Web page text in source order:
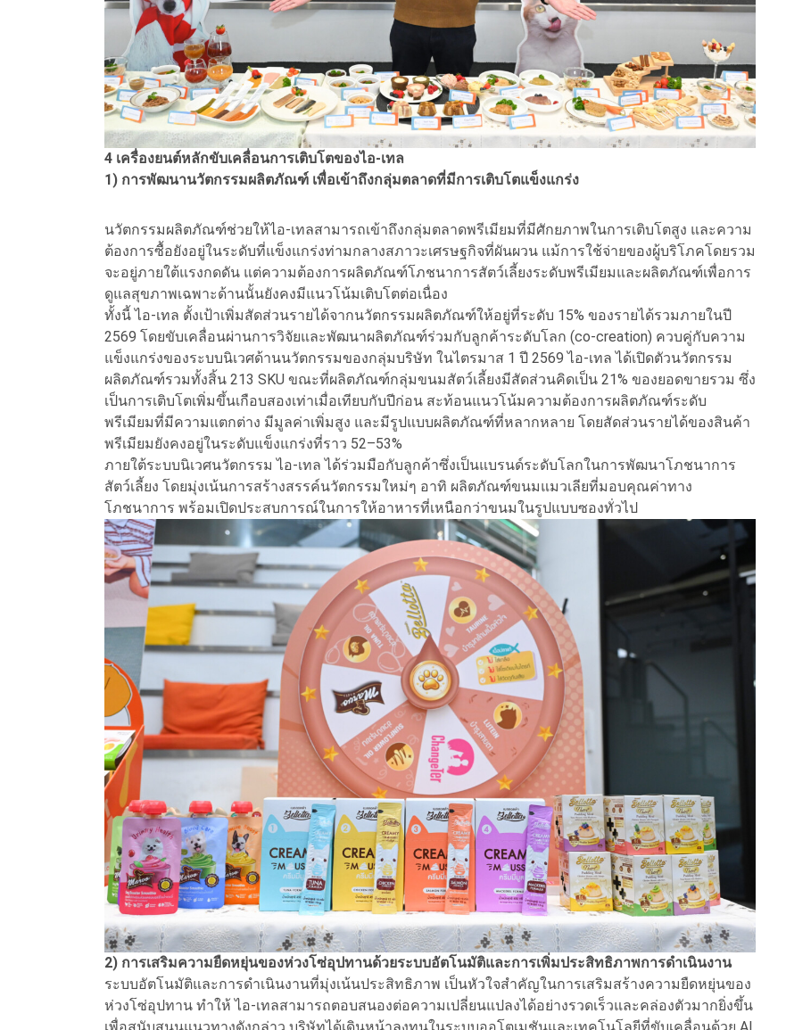
4 เครื่องยนต์หลักขับเคลื่อนการเติบโตของไอ-เทล
1) การพัฒนานวัตกรรมผลิตภัณฑ์ เพื่อเข้าถึงกลุ่มตลาดที่มีการเติบโตแข็งแกร่ง
นวัตกรรมผลิตภัณฑ์ช่วยให้ไอ-เทลสามารถเข้าถึงกลุ่มตลาดพรีเมียมที่มีศักยภาพในการเติบโตสูง และความ
ต้องการซื้อยังอยู่ในระดับที่แข็งแกร่งท่ามกลางสภาวะเศรษฐกิจที่ผันผวน แม้การใช้จ่ายของผู้บริโภคโดยรวม
จะอยู่ภายใต้แรงกดดัน แต่ความต้องการผลิตภัณฑ์โภชนาการสัตว์เลี้ยงระดับพรีเมียมและผลิตภัณฑ์เพื่อการ
ดูแลสุขภาพเฉพาะด้านนั้นยังคงมีแนวโน้มเติบโตต่อเนื่อง
ทั้งนี้ ไอ-เทล ตั้งเป้าเพิ่มสัดส่วนรายได้จากนวัตกรรมผลิตภัณฑ์ให้อยู่ที่ระดับ 15% ของรายได้รวมภายในปี
2569 โดยขับเคลื่อนผ่านการวิจัยและพัฒนาผลิตภัณฑ์ร่วมกับลูกค้าระดับโลก (co-creation) ควบคู่กับความ
แข็งแกร่งของระบบนิเวศด้านนวัตกรรมของกลุ่มบริษัท ในไตรมาส 1 ปี 2569 ไอ-เทล ได้เปิดตัวนวัตกรรม
ผลิตภัณฑ์รวมทั้งสิ้น 213 SKU ขณะที่ผลิตภัณฑ์กลุ่มขนมสัตว์เลี้ยงมีสัดส่วนคิดเป็น 21% ของยอดขายรวม ซึ่ง
เป็นการเติบโตเพิ่มขึ้นเกือบสองเท่าเมื่อเทียบกับปีก่อน สะท้อนแนวโน้มความต้องการผลิตภัณฑ์ระดับ
พรีเมียมที่มีความแตกต่าง มีมูลค่าเพิ่มสูง และมีรูปแบบผลิตภัณฑ์ที่หลากหลาย โดยสัดส่วนรายได้ของสินค้า
พรีเมียมยังคงอยู่ในระดับแข็งแกร่งที่ราว 52–53%
ภายใต้ระบบนิเวศนวัตกรรม ไอ-เทล ได้ร่วมมือกับลูกค้าซึ่งเป็นแบรนด์ระดับโลกในการพัฒนาโภชนาการ
สัตว์เลี้ยง โดยมุ่งเน้นการสร้างสรรค์นวัตกรรมใหม่ๆ อาทิ ผลิตภัณฑ์ขนมแมวเลียที่มอบคุณค่าทาง
โภชนาการ พร้อมเปิดประสบการณ์ในการให้อาหารที่เหนือกว่าขนมในรูปแบบซองทั่วไป
2) การเสริมความยืดหยุ่นของห่วงโซ่อุปทานด้วยระบบอัตโนมัติและการเพิ่มประสิทธิภาพการดำเนินงาน
ระบบอัตโนมัติและการดำเนินงานที่มุ่งเน้นประสิทธิภาพ เป็นหัวใจสำคัญในการเสริมสร้างความยืดหยุ่นของ
ห่วงโซ่อุปทาน ทำให้ ไอ-เทลสามารถตอบสนองต่อความเปลี่ยนแปลงได้อย่างรวดเร็วและคล่องตัวมากยิ่งขึ้น